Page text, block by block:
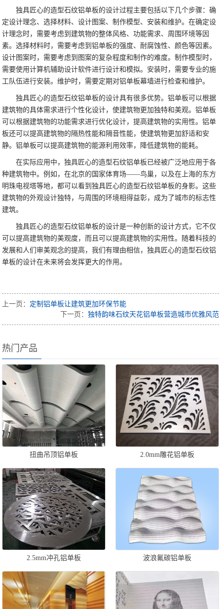
独具匠心的造型石纹铝单板的设计过程主要包括以下几个步骤：确
定设计理念、选择材料、设计图案、制作模型、安装和维护。在确定设
计理念时，需要考虑到建筑物的整体风格、功能需求、周围环境等因
素。选择材料时，需要考虑到铝单板的强度、耐腐蚀性、颜色等因素。
设计图案时，需要考虑到图案的复杂程度和制作的难度。制作模型时，
需要使用计算机辅助设计软件进行设计和模拟。安装时，需要专业的施
工队伍进行安装。维护时，需要定期对铝单板幕墙进行检查和维护。
独具匠心的造型石纹铝单板的设计具有很多优势。铝单板可以根据
建筑物的具体需求进行个性化设计，使建筑物更加独特和美观。铝单板
可以根据建筑物的功能需求进行优化设计，提高建筑物的实用性。铝单
板还可以提高建筑物的隔热性能和隔音性能，使建筑物更加舒适和安
静。铝单板可以提高建筑物的能源利用效率，降低建筑物的能耗。
在实际应用中，独具匠心的造型石纹铝单板已经被广泛地应用于各
种建筑物中。例如，在北京的国家体育场——鸟巢，以及在上海的东方
明珠电视塔等地，都可以看到独具匠心的造型石纹铝单板的身影。这些
建筑物的外观设计独特，与周围的环境相得益彰，成为了城市的标志性
建筑。
独具匠心的造型石纹铝单板的设计是一种创新的设计方式，它不仅
可以提高建筑物的美观度，而且可以提高建筑物的实用性。随着科技的
发展和人们审美观念的提高，我们有理由相信，独具匠心的造型石纹铝
单板的设计在未来将会发挥更大的作用。
上一页： 定制铝单板让建筑更加环保节能
下一页： 独特韵味石纹天花铝单板营造城市优雅风范
热门产品
扭曲吊顶铝单板 2.0mm雕花铝单板
2.5mm冲孔铝单板 波浪氟碳铝单板